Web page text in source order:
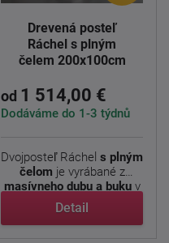
Drevená posteľ
Ráchel s plným
čelem 200x100cm
od 1 514,00 €
Dodáváme do 1-3 týdnů
Dvojposteľ Ráchel s plným
čelom je vyrábané z
masívneho dubu a bukuv
...
Detail